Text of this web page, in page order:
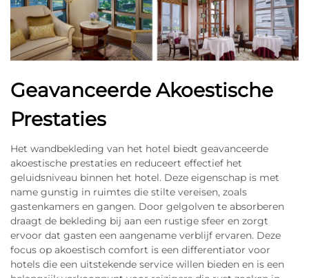
Geavanceerde Akoestische
Prestaties
Het wandbekleding van het hotel biedt geavanceerde
akoestische prestaties en reduceert effectief het
geluidsniveau binnen het hotel. Deze eigenschap is met
name gunstig in ruimtes die stilte vereisen, zoals
gastenkamers en gangen. Door gelgolven te absorberen
draagt de bekleding bij aan een rustige sfeer en zorgt
ervoor dat gasten een aangename verblijf ervaren. Deze
focus op akoestisch comfort is een differentiator voor
hotels die een uitstekende service willen bieden en is een